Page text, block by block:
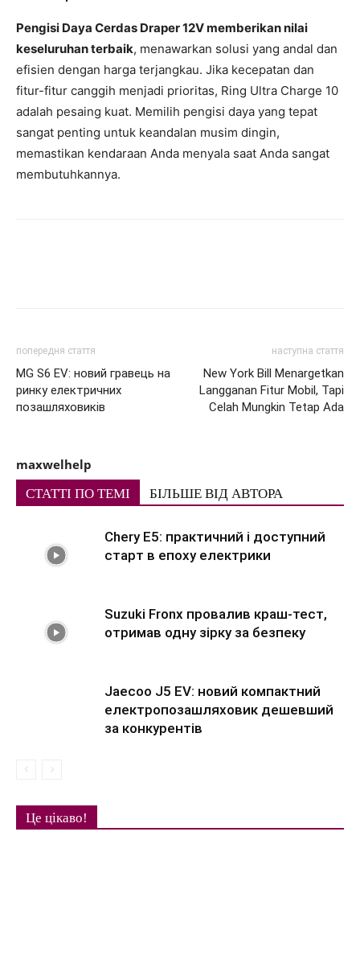
Pengisi Daya Cerdas Draper 12V memberikan nilai
keseluruhan terbaik, menawarkan solusi yang andal dan
efisien dengan harga terjangkau. Jika kecepatan dan
fitur-fitur canggih menjadi prioritas, Ring Ultra Charge 10
adalah pesaing kuat. Memilih pengisi daya yang tepat
sangat penting untuk keandalan musim dingin,
memastikan kendaraan Anda menyala saat Anda sangat
membutuhkannya.
попередня стаття
MG S6 EV: новий гравець на
ринку електричних
позашляховиків
наступна стаття
New York Bill Menargetkan
Langganan Fitur Mobil, Tapi
Celah Mungkin Tetap Ada
maxwelhelp
СТАТТІ ПО ТЕМІ БІЛЬШЕ ВІД АВТОРА
Chery E5: практичний і доступний
старт в епоху електрики
Suzuki Fronx провалив краш-тест,
отримав одну зірку за безпеку
Jaecoo J5 EV: новий компактний
електропозашляховик дешевший
за конкурентів
Це цікаво!